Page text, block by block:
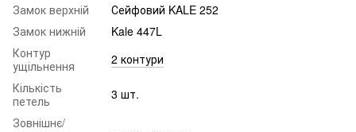
Замок верхній
Сейфовий KALE 252
Замок нижній
Kale 447L
Контур
ущільнення
2 контури
Кількість
петель
3 шт.
Зовнішнє/